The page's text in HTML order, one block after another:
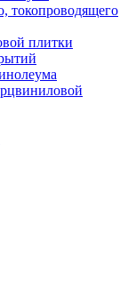
токопроводящего
плитки